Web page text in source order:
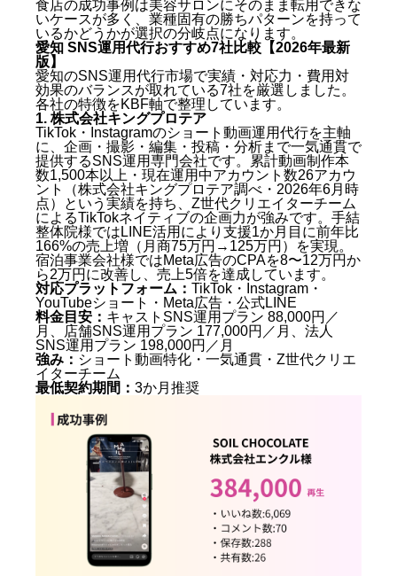
食店の成功事例は美容サロンにそのまま転用できな
いケースが多く、業種固有の勝ちパターンを持って
いるかどうかが選択の分岐点になります。
愛知 SNS運用代行おすすめ7社比較【2026年最新
版】
愛知のSNS運用代行市場で実績・対応力・費用対
効果のバランスが取れている7社を厳選しました。
各社の特徴をKBF軸で整理しています。
1. 株式会社キングプロテア
TikTok・Instagramのショート動画運用代行を主軸
に、企画・撮影・編集・投稿・分析まで一気通貫で
提供するSNS運用専門会社です。累計動画制作本
数1,500本以上・現在運用中アカウント数26アカウ
ント（株式会社キングプロテア調べ・2026年6月時
点）という実績を持ち、Z世代クリエイターチーム
によるTikTokネイティブの企画力が強みです。手結
整体院様ではLINE活用により支援1か月目に前年比
166%の売上増（月商75万円→125万円）を実現。
宿泊事業会社様ではMeta広告のCPAを8〜12万円か
ら2万円に改善し、売上5倍を達成しています。
対応プラットフォーム： TikTok・Instagram・
YouTubeショート・Meta広告・公式LINE
料金目安： キャストSNS運用プラン 88,000円／
月、店舗SNS運用プラン 177,000円／月、法人
SNS運用プラン 198,000円／月
強み： ショート動画特化・一気通貫・Z世代クリエ
イターチーム
最低契約期間： 3か月推奨